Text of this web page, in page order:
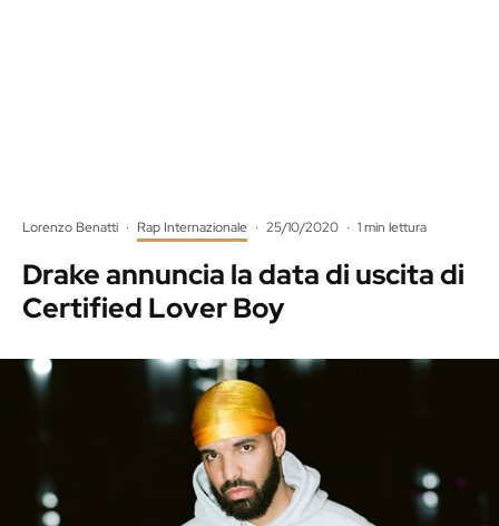
Lorenzo Benatti · Rap Internazionale · 25/10/2020 · 1 min lettura
Drake annuncia la data di uscita di
Certified Lover Boy